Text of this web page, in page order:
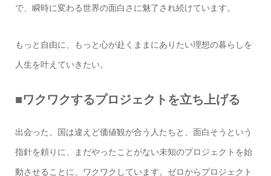
で、瞬時に変わる世界の面白さに魅了され続けています。
もっと自由に、もっと心が赴くままにありたい理想の暮らしを
人生を叶えていきたい。
■ワクワクするプロジェクトを立ち上げる
出会った、国は違えど価値観が合う人たちと、面白そうという
指針を頼りに、まだやったことがない未知のプロジェクトを始
動させることに、ワクワクしています。ゼロからプロジェクト